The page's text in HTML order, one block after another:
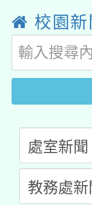
師專
方素
「族
文教
件」活
教育
年度
接種
月28日
本市
宣導
校園